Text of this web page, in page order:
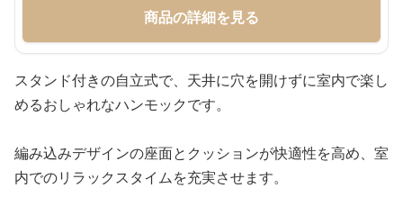
商品の詳細を見る
スタンド付きの自立式で、天井に穴を開けずに室内で楽し
めるおしゃれなハンモックです。
編み込みデザインの座面とクッションが快適性を高め、室
内でのリラックスタイムを充実させます。